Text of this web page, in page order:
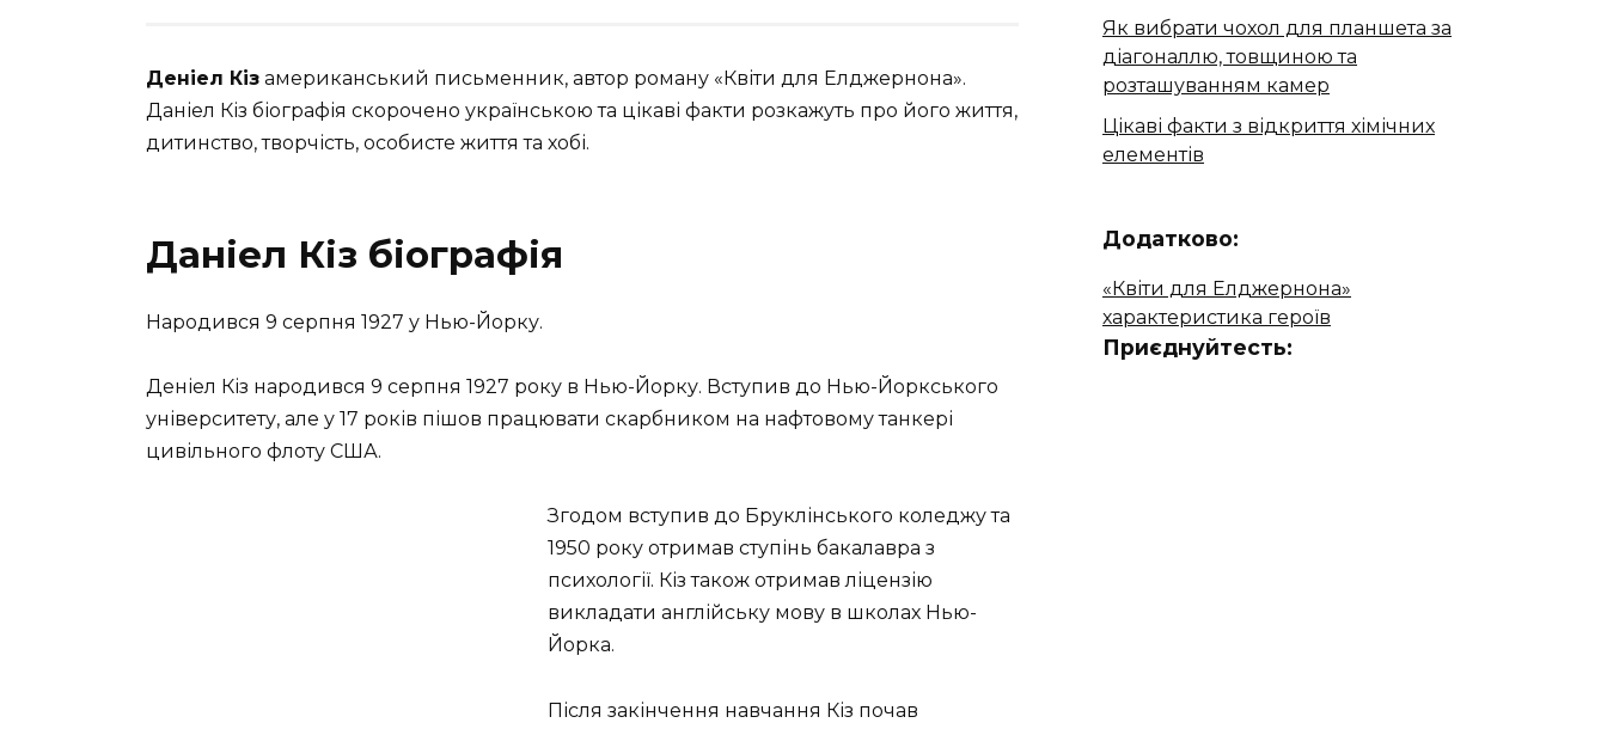
Деніел Кіз американський письменник, автор роману «Квіти для Елджернона».
Даніел Кіз біографія скорочено українською та цікаві факти розкажуть про його життя,
дитинство, творчість, особисте життя та хобі.
Даніел Кіз біографія
Народився 9 серпня 1927 у Нью-Йорку.
Деніел Кіз народився 9 серпня 1927 року в Нью-Йорку. Вступив до Нью-Йоркського
університету, але у 17 років пішов працювати скарбником на нафтовому танкері
цивільного флоту США.
Згодом вступив до Бруклінського коледжу та
1950 року отримав ступінь бакалавра з
психології. Кіз також отримав ліцензію
викладати англійську мову в школах Нью-
Йорка.
Після закінчення навчання Кіз почав
Як вибрати чохол для планшета за
діагоналлю, товщиною та
розташуванням камер
Цікаві факти з відкриття хімічних
елементів
Додатково:
«Квіти для Елджернона»
характеристика героїв
Приєднуйтесть: